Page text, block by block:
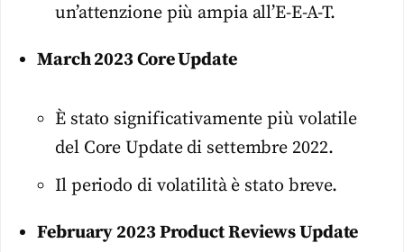
un’attenzione più ampia all’E-E-A-T.
March 2023 Core Update
È stato significativamente più volatile
del Core Update di settembre 2022.
Il periodo di volatilità è stato breve.
February 2023 Product Reviews Update